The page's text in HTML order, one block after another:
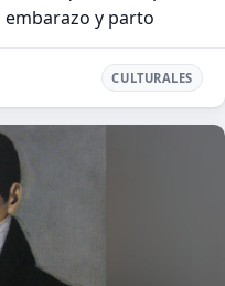
y parto
CULTURALES